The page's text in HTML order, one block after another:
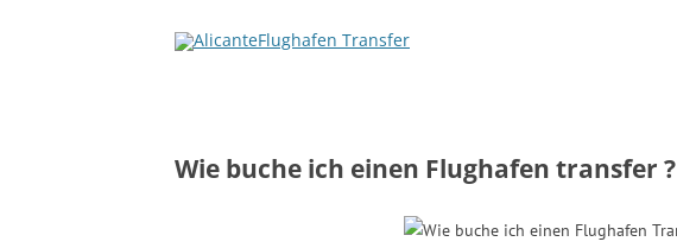
Wie buche ich einen Flughafen transfer ?